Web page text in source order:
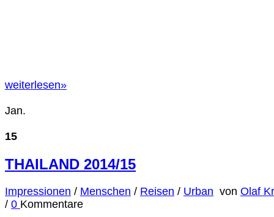
weiterlesen»
Jan.
15
THAILAND 2014/15
Impressionen / Menschen / Reisen / Urban von Olaf
/ 0 Kommentare